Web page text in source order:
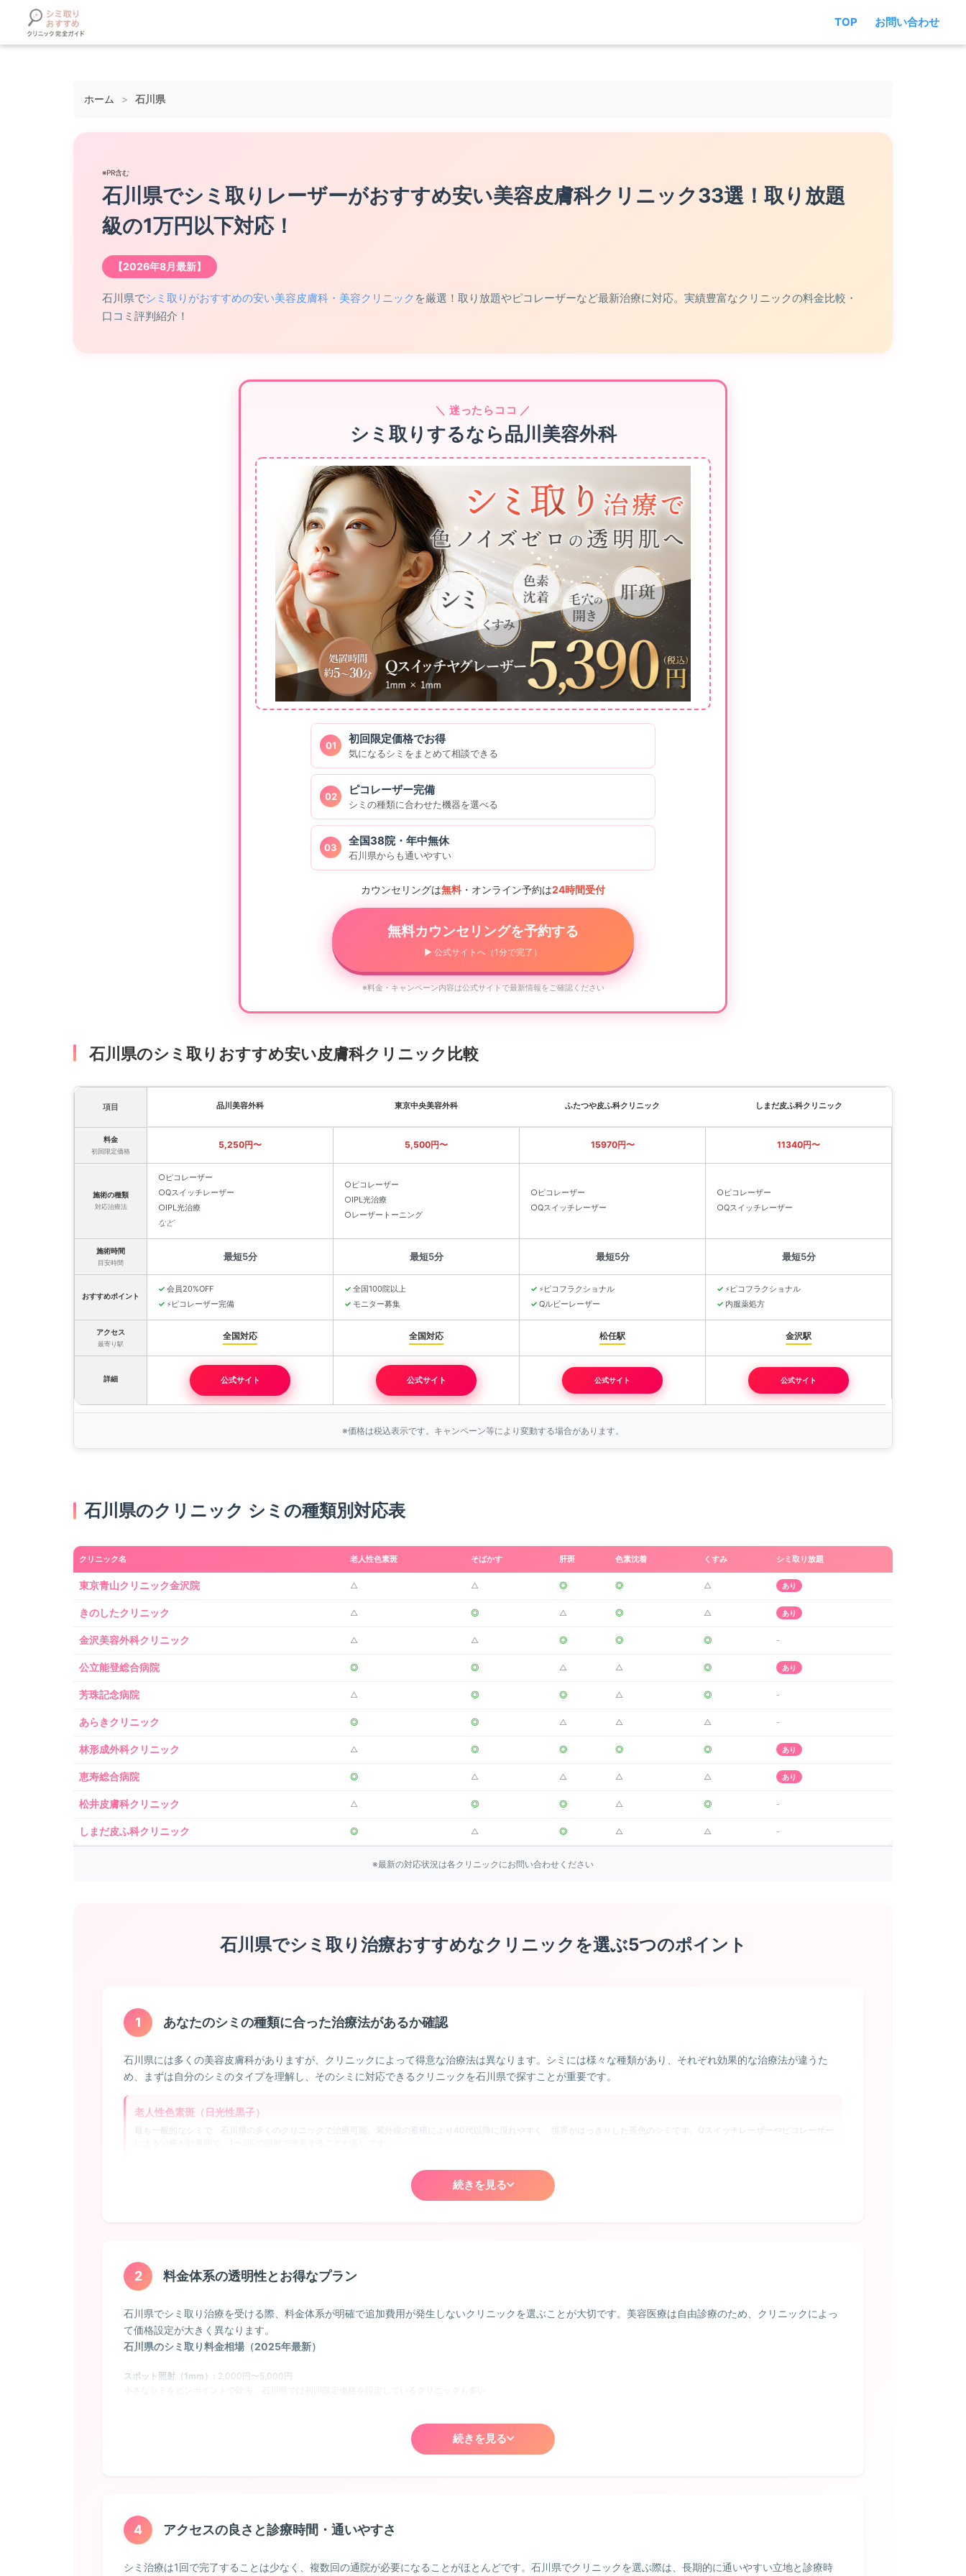
TOP お問い合わせ
ホーム > 石川県
※PR含む
石川県でシミ取りレーザーがおすすめ安い美容皮膚科クリニック33選！取り放題
級の1万円以下対応！
【2026年8月最新】
石川県でシミ取りがおすすめの安い美容皮膚科・美容クリニック を厳選！取り放題やピコレーザーなど最新治療に対応。実績豊富なクリニックの料金比較・
口コミ評判紹介！
＼ 迷ったらココ ／
シミ取りするなら品川美容外科
01
初回限定価格でお得
気になるシミをまとめて相談できる
02
ピコレーザー完備
シミの種類に合わせた機器を選べる
03
全国38院・年中無休
石川県からも通いやすい
カウンセリングは無料 ・オンライン予約は24時間受付
無料カウンセリングを予約する
▶ 公式サイトへ（1分で完了）
※料金・キャンペーン内容は公式サイトで最新情報をご確認ください
石川県のシミ取りおすすめ安い皮膚科クリニック比較
項目 品川美容外科 東京中央美容外科 ふたつや皮ふ科クリニック しまだ皮ふ科クリニック
料金
初回限定価格
5,250円〜 5,500円〜 15970円〜 11340円〜
施術の種類
対応治療法
○ピコレーザー
○Qスイッチレーザー
○IPL光治療
など
○ピコレーザー
○IPL光治療
○レーザートーニング
○ピコレーザー
○Qスイッチレーザー
○ピコレーザー
○Qスイッチレーザー
施術時間
目安時間
最短5分 最短5分 最短5分 最短5分
おすすめポイント
会員20%OFF
⚡ピコレーザー完備
全国100院以上
モニター募集
⚡ピコフラクショナル
Qルビーレーザー
⚡ピコフラクショナル
内服薬処方
アクセス
最寄り駅
全国対応 全国対応 松任駅 金沢駅
詳細 公式サイト 公式サイト 公式サイト 公式サイト
※価格は税込表示です。キャンペーン等により変動する場合があります。
石川県のクリニック シミの種類別対応表
クリニック名 老人性色素斑 そばかす 肝斑 色素沈着 くすみ シミ取り放題
東京青山クリニック金沢院 △ △ ◎ ◎ △ あり
きのしたクリニック △ ◎ △ ◎ △ あり
金沢美容外科クリニック △ △ ◎ ◎ ◎ -
公立能登総合病院 ◎ ◎ △ △ ◎ あり
芳珠記念病院 △ ◎ ◎ △ ◎ -
あらきクリニック ◎ ◎ △ △ △ -
林形成外科クリニック △ ◎ ◎ ◎ ◎ あり
恵寿総合病院 ◎ △ △ △ △ あり
松井皮膚科クリニック △ ◎ ◎ △ ◎ -
しまだ皮ふ科クリニック ◎ △ ◎ △ △ -
※最新の対応状況は各クリニックにお問い合わせください
石川県でシミ取り治療おすすめなクリニックを選ぶ5つのポイント
1 あなたのシミの種類に合った治療法があるか確認
石川県には多くの美容皮膚科がありますが、クリニックによって得意な治療法は異なります。シミには様々な種類があり、それぞれ効果的な治療法が違うた
め、まずは自分のシミのタイプを理解し、そのシミに対応できるクリニックを石川県で探すことが重要です。
老人性色素斑（日光性黒子）
最も一般的なシミで、石川県の多くのクリニックで治療可能。紫外線の蓄積により40代以降に現れやすく、境界がはっきりした茶色のシミです。Qスイッチレーザーやピコレーザー
遺伝的要因が強く、幼少期から顔に小さな茶色の斑点が散在します。石川県のクリニックでは、IPL光治療やレーザートーニングで全体的に薄くすることが可能。ただし、完全に除
30〜40代の女性に多く、頬骨のあたりに左右対称に現れる薄茶色のシミ。ホルモンバランスの影響を受けやすく、石川県の専門クリニックでは、トラネキサム酸内服とレーザート
ーニングの併用治療が基本となります。誤った治療で悪化することもあるため、経験豊富な医師の診断が不可欠です。
ADM（後天性真皮メラノサイトーシス）
頬骨部分に現れる灰色がかった青みのあるシミ。真皮層にメラニンが存在するため、通常のシミより深い位置にあり、石川県でも対応できるクリニックは限られます。Qスイッチレ
続きを見る
2 料金体系の透明性とお得なプラン
石川県でシミ取り治療を受ける際、料金体系が明確で追加費用が発生しないクリニックを選ぶことが大切です。美容医療は自由診療のため、クリニックによっ
て価格設定が大きく異なります。
石川県のシミ取り料金相場（2025年最新）
スポット照射（1mm）: 2,000円〜5,000円
小さなシミをピンポイントで除去。石川県では初回限定価格を設定しているクリニックも多い
顔全体のシミを一度に治療できるお得なプラン。石川県の人気クリニックでは期間限定キャンペーンも実施
IPL光治療: 1回 15,000円〜40,000円
続きを見る
4 アクセスの良さと診療時間・通いやすさ
シミ治療は1回で完了することは少なく、複数回の通院が必要になることがほとんどです。石川県でクリニックを選ぶ際は、長期的に通いやすい立地と診療時